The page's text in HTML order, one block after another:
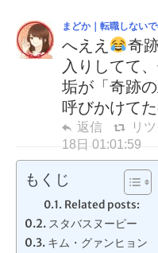
まどか｜転職しない
へええ
奇
入りしてて
垢が「奇跡
呼びかけて
返信 リ
18日 01:01:59
もくじ
Related posts:
スタバスヌーピー
キム・グァンヒョン